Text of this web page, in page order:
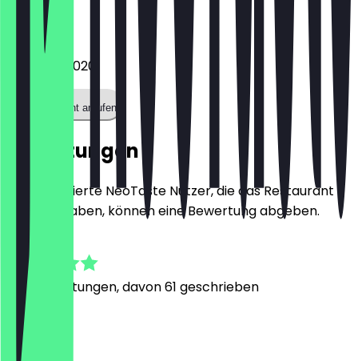
Telefon
056120759020
Restaurant anrufen
Bewertungen
Nur registrierte NeoTaste Nutzer, die das Restaurant
besucht haben, können eine Bewertung abgeben.
389 Bewertungen, davon 61 geschrieben
Fulten